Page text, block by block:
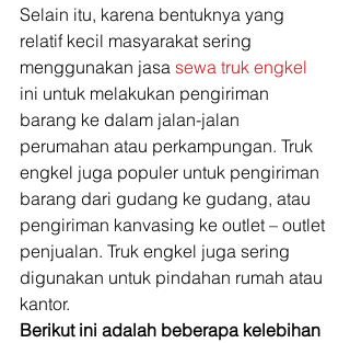
Selain itu, karena bentuknya yang
relatif kecil masyarakat sering
menggunakan jasa sewa truk engkel
ini untuk melakukan pengiriman
barang ke dalam jalan-jalan
perumahan atau perkampungan. Truk
engkel juga populer untuk pengiriman
barang dari gudang ke gudang, atau
pengiriman kanvasing ke outlet – outlet
penjualan. Truk engkel juga sering
digunakan untuk pindahan rumah atau
kantor.
Berikut ini adalah beberapa kelebihan